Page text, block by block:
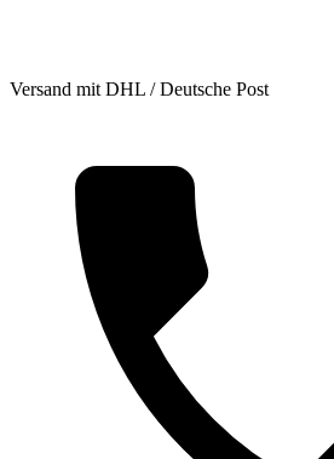
Versand mit DHL / Deutsche Post